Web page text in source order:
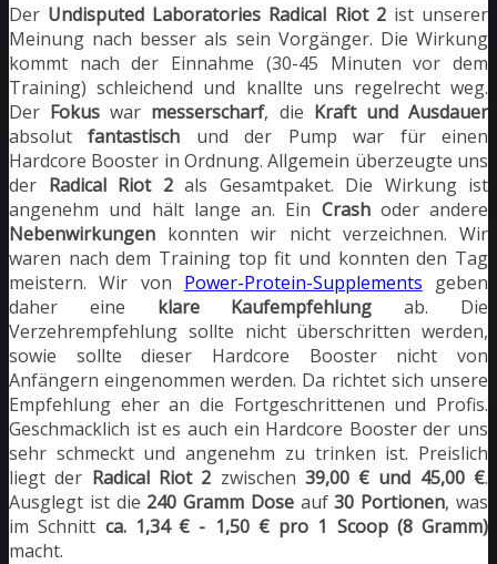
Der Undisputed Laboratories Radical Riot 2ist unserer
Meinung nach besser als sein Vorgänger. Die Wirkung
kommt nach der Einnahme (30-45 Minuten vor dem
Training) schleichend und knallte uns regelrecht weg.
Der Fokus war messerscharf, die Kraft und Ausdauer
absolutfantastisch und der Pump war für einen
Hardcore Booster in Ordnung. Allgemein überzeugte uns
der Radical Riot 2als Gesamtpaket. Die Wirkung ist
angenehm und hält lange an. Ein Crashoder andere
Nebenwirkungen konnten wir nicht verzeichnen. Wir
waren nach dem Training top fit und konnten den Tag
meistern. Wir von Power-Protein-Supplements geben
daher eine klare Kaufempfehlung ab. Die
Verzehrempfehlung sollte nicht überschritten werden,
sowie sollte dieser Hardcore Booster nicht von
Anfängern eingenommen werden. Da richtet sich unsere
Empfehlung eher an die Fortgeschrittenen und Profis.
Geschmacklich ist es auch ein Hardcore Booster der uns
sehr schmeckt und angenehm zu trinken ist. Preislich
liegt der Radical Riot 2 zwischen 39,00 € und 45,00 €.
Ausglegt ist die 240 Gramm Doseauf30 Portionen, was
im Schnitt ca. 1,34 € - 1,50 € pro 1 Scoop (8 Gramm)
macht.